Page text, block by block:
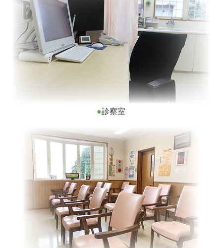
●診察室